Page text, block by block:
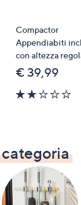
Compactor
Appendiabiti
con altezza
€ 39,99